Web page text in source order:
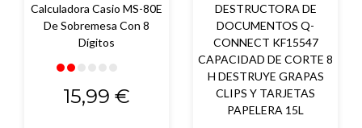
Calculadora Casio MS-80E
De Sobremesa Con 8
Dígitos
Precio
15,99 €
DESTRUCTORA DE
DOCUMENTOS Q-
CONNECT KF15547
CAPACIDAD DE CORTE 8
H DESTRUYE GRAPAS
CLIPS Y TARJETAS
PAPELERA 15L